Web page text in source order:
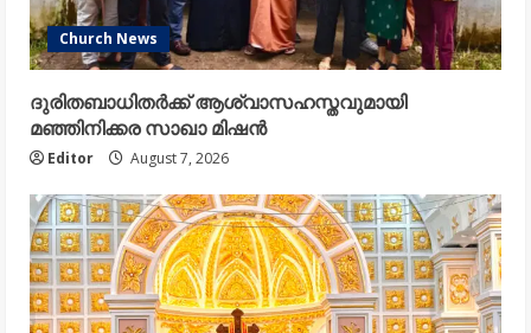
Church News
ദുരിതബാധിതർക്ക് ആശ്വാസഹസ്തവുമായി
മഞ്ഞിനിക്കര സാഖാ മിഷൻ
Editor August 7, 2026